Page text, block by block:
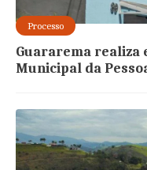
Processo
Guararema realiza
Municipal da